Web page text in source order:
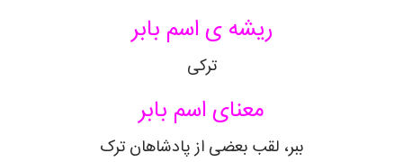
ریشه ی اسم بابر
ترکی
معنای اسم بابر
ببر، لقب بعضی از پادشاهان ترک